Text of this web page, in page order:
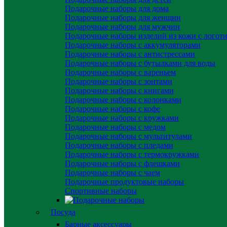
Подарочные наборы для дома
Подарочные наборы для женщин
Подарочные наборы для мужчин
Подарочные наборы изделий из кожи с
Подарочные наборы с аккумуляторами
Подарочные наборы с антистрессами
Подарочные наборы с бутылками для воды
Подарочные наборы с вареньем
Подарочные наборы с зонтами
Подарочные наборы с книгами
Подарочные наборы с колонками
Подарочные наборы с кофе
Подарочные наборы с кружками
Подарочные наборы с медом
Подарочные наборы с мультитулами
Подарочные наборы с пледами
Подарочные наборы с термокружками
Подарочные наборы с флешками
Подарочные наборы с чаем
Подарочные продуктовые наборы
Спортивные наборы
Посуда
Барные аксессуары